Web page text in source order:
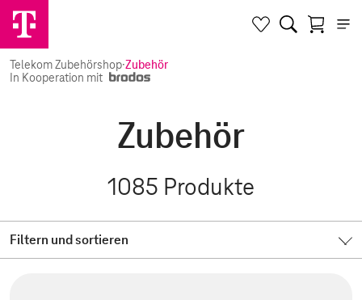
Telekom Zubehörshop·Zubehör
In Kooperation mit
Zubehör
1085 Produkte
Filtern und sortieren